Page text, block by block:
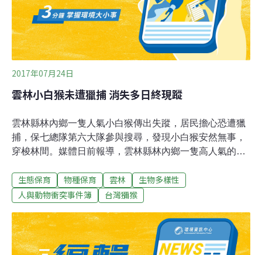
部負責人黃蜀婷表示，依據野生動物保護法第21條規定，
非屬保育鳥禽危害農作物、水產養殖時，農漁民可以捕
殺，但架設鳥網必須申請，未經申請架設網具主管機關得
逕予拆
2017年07月24日
雲林小白猴未遭獵捕 消失多日終現蹤
雲林縣林內鄉一隻人氣小白猴傳出失蹤，居民擔心恐遭獵
捕，保七總隊第六大隊參與搜尋，發現小白猴安然無事，
穿梭林間。媒體日前報導，雲林縣林內鄉一隻高人氣的白
捕，動保人士12日尋找，也找不到小白猴，消息在臉書社
團流傳，不過無直接證據可證明小白猴遭誘捕，警政署保
第六大隊今天（24日）表示，傳聞小白猴不見蹤跡，可能
是猴群遷移他處覓食，但也不排除人為非法獵捕，第六大
隊南投分隊除加強監控查察，並與林務局南投林區管理
生態保育 物種保育 雲林
生物多樣性
人與動物衝突事件簿
台灣獼猴